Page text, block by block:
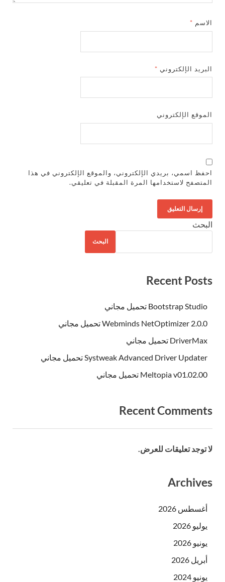
الاسم *
البريد الإلكتروني *
الموقع الإلكتروني
احفظ اسمي، بريدي الإلكتروني، والموقع الإلكتروني في هذا
المتصفح لاستخدامها المرة المقبلة في تعليقي.
البحث
البحث
Recent Posts
Bootstrap Studio تحميل مجاني
Webminds NetOptimizer 2.0.0 تحميل مجاني
DriverMax تحميل مجاني
Systweak Advanced Driver Updater تحميل مجاني
Meltopia v01.02.00 تحميل مجاني
Recent Comments
لا توجد تعليقات للعرض.
Archives
أغسطس 2026
يوليو 2026
يونيو 2026
أبريل 2026
يونيو 2024